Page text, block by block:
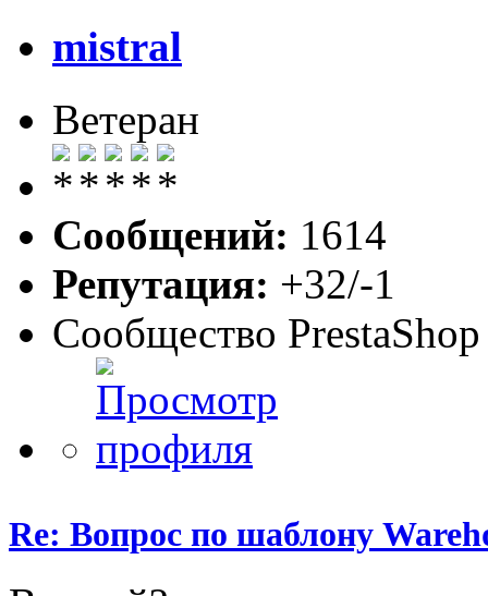
mistral
Ветеран
Сообщений: 1614
Репутация: +32/-1
Сообщество PrestaShop
Re: Вопрос по шаблону